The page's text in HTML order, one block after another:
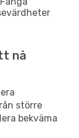
nå
större
bekväma